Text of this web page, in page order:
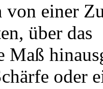
einer
über das
oder